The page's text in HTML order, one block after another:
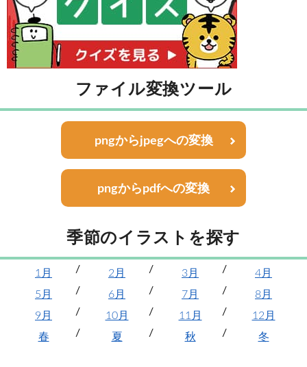
ファイル変換ツール
pngからjpegへの変換
pngからpdfへの変換
季節のイラストを探す
1月 2月 3月
4月
5月
6月 7月
8月
9月
10月 11月
12月
春
夏 秋 冬